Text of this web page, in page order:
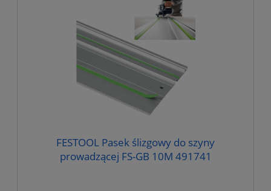
FESTOOL Pasek ślizgowy do szyny
prowadzącej FS-GB 10M 491741